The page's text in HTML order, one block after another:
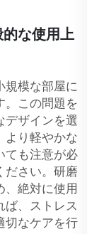
な使用上
規模な部屋に
。この問題を
デザインを選
より軽やかな
ても注意が必
ださい。研磨
、絶対に使用
ば、ストレス
切なケアを行